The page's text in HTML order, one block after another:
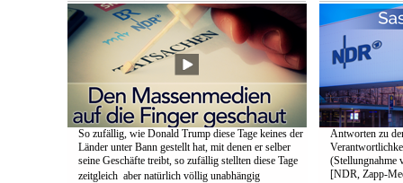
So zufällig, wie Donald Trump diese Tage keines der
Länder unter Bann gestellt hat, mit denen er selber
seine Geschäfte treibt, so zufällig stellten diese Tage
zeitgleich  aber natürlich völlig unabhängig
Antworten zu
(Stellungnahme
[NDR, Zapp-